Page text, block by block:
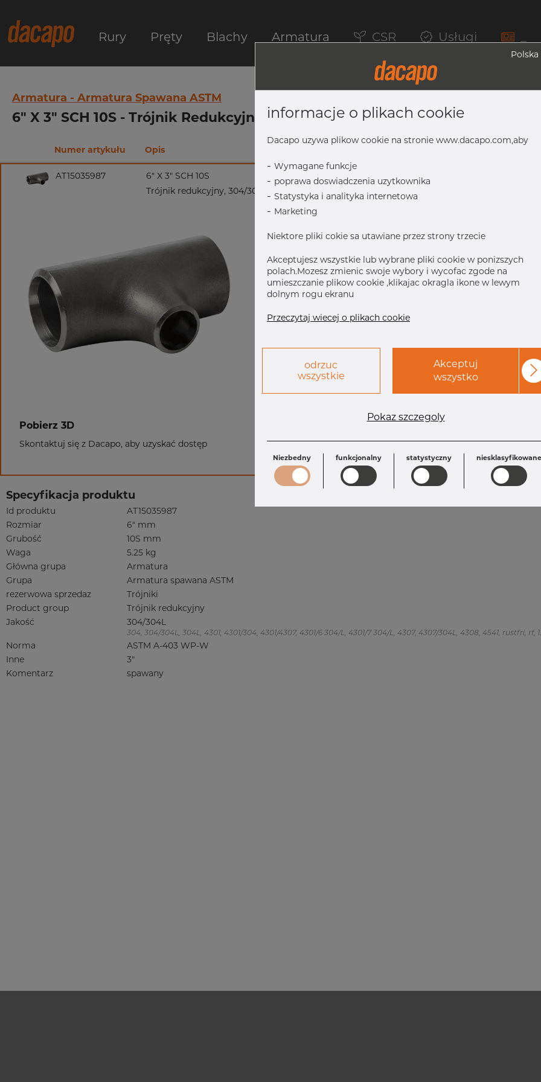
Rury Pręty Blachy Armatura CSR Usługi
Armatura - Armatura Spawana ASTM
6" X 3" SCH 10S - Trójnik Redukcyjny, 304/304L, ASTM A-403 WP-W,
Numer artykułu Opis
AT15035987
6" X 3" SCH 10S
Trójnik redukcyjny, 304/304L, ASTM A-403 WP-W, spawany, 3"
Pobierz 3D
Skontaktuj się z Dacapo, aby uzyskać dostęp
OD: 168.28 mm
F: 143.0 mm T: 3.40 mm
Specyfikacja produktu
Id produktu
AT15035987
Rozmiar
6" mm
Grubość
10S mm
Waga
5.25 kg
Główna grupa
Armatura
Grupa
Armatura spawana ASTM
rezerwowa sprzedaz
Trójniki
Product group
Trójnik redukcyjny
Jakość
304/304L
304, 304/304L, 304L, 4301, 4301/304, 4301/4307, 4301/6 304/L, 4301/7 304/L, 4307, 4307/304L, 4308, 4541, rustfri, rf,
Norma
ASTM A-403 WP-W
Inne
3"
Komentarz
spawany
Polska
informacje o plikach cookie
Dacapo uzywa plikow cookie na stronie www.dacapo.com,aby
- Wymagane funkcje
- poprawa doswiadczenia uzytkownika
- Statystyka i analityka internetowa
- Marketing
Niektore pliki cokie sa utawiane przez strony trzecie
Akceptujesz wszystkie lub wybrane pliki cookie w ponizszych
polach.Mozesz zmienic swoje wybory i wycofac zgode na
umieszczanie plikow cookie ,klikajac okragla ikone w lewym
dolnym rogu ekranu
Przeczytaj wiecej o plikach cookie
odrzuc
wszystkie
Akceptuj
wszystko
Pokaz szczegoly
Niezbedny funkcjonalny statystyczny niesklasyfikowane